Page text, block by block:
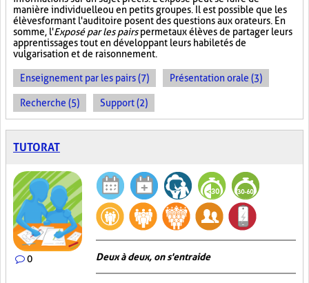
manière individuelle ou en petits groupes. Il est possible que les
élèves formant l'auditoire posent des questions aux orateurs. En
somme, l'Exposé par les pairspermet aux élèves de partager leurs
apprentissages tout en développant leurs habiletés de
vulgarisation et de raisonnement.
Enseignement par les pairs (7) Présentation orale (3)
Recherche (5) Support (2)
TUTORAT
0 Deux à deux, on s'entraide